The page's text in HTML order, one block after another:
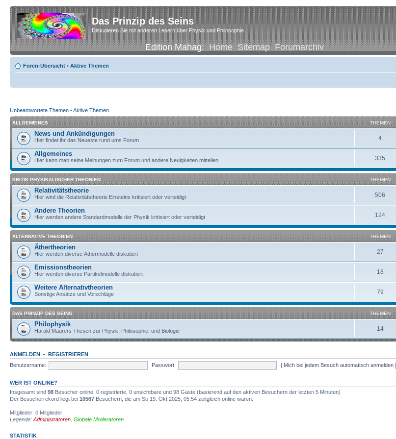
Das Prinzip des Seins
Diskutieren Sie mit anderen Lesern über Physik und Philosophie
Edition Mahag:Home Sitemap Forumarchiv
Foren-Übersicht • Aktive Themen
Unbeantwortete Themen •Aktive Themen
ALLGEMEINES THEMEN
News und Ankündigungen
Hier findet ihr das Neueste rund ums Forum 4
Allgemeines
Hier kann man seine Meinungen zum Forum und andere Neuigkeiten mitteilen 335
KRITIK PHYSIKALISCHER THEORIEN THEMEN
Relativitätstheorie
Hier wird die Relativitätstheorie Einsteins kritisiert oder verteidigt 506
Andere Theorien
Hier werden andere Standardmodelle der Physik kritisiert oder verteidigt 124
ALTERNATIVE THEORIEN THEMEN
Äthertheorien
Hier werden diverse Äthermodelle diskutiert 27
Emissionstheorien
Hier werden diverse Partikelmodelle diskutiert 18
Weitere Alternativtheorien
Sonstige Ansätze und Vorschläge 79
DAS PRINZIP DES SEINS THEMEN
Philophysik
Harald Maurers Thesen zur Physik, Philosophie, und Biologie 14
ANMELDEN • REGISTRIEREN
Benutzername:
Passwort: | Mich bei jedem Besuch automatisch anmelden
WER IST ONLINE?
Insgesamt sind 98 Besucher online: 0 registrierte, 0 unsichtbare und 98 Gäste (basierend auf den aktiven Besuchern der letzten 5 Minuten)
Der Besucherrekord liegt bei 10567 Besuchern, die am So 19. Okt 2025, 05:54 zeitgleich online waren.
Mitglieder: 0 Mitglieder
Legende: Administratoren Globale Moderatoren
STATISTIK